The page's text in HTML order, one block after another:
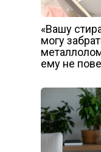
«Вашу
могу
ему не